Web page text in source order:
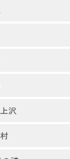
沢